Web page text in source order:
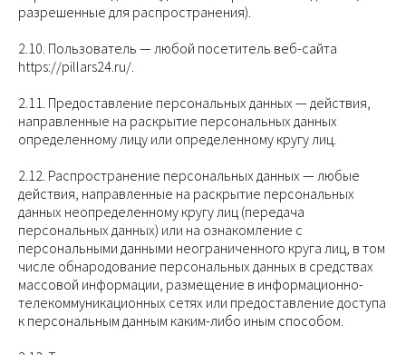
разрешенные для распространения).
2.10. Пользователь — любой посетитель веб-сайта
https://pillars24.ru/.
2.11. Предоставление персональных данных — действия,
направленные на раскрытие персональных данных
определенному лицу или определенному кругу лиц.
2.12. Распространение персональных данных — любые
действия, направленные на раскрытие персональных
данных неопределенному кругу лиц (передача
персональных данных) или на ознакомление с
персональными данными неограниченного круга лиц, в том
числе обнародование персональных данных в средствах
массовой информации, размещение в информационно-
телекоммуникационных сетях или предоставление доступа
к персональным данным каким-либо иным способом.